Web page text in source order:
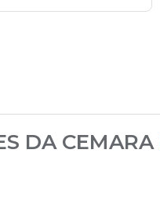
DA CEMARA